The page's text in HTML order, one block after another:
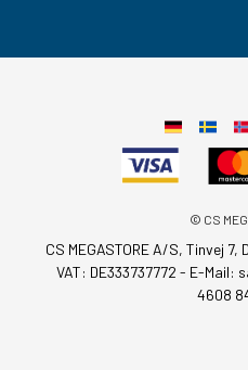
© CS
CS MEGASTORE A/S, Tinvej
VAT: DE333737772 - E-Mail:
4608